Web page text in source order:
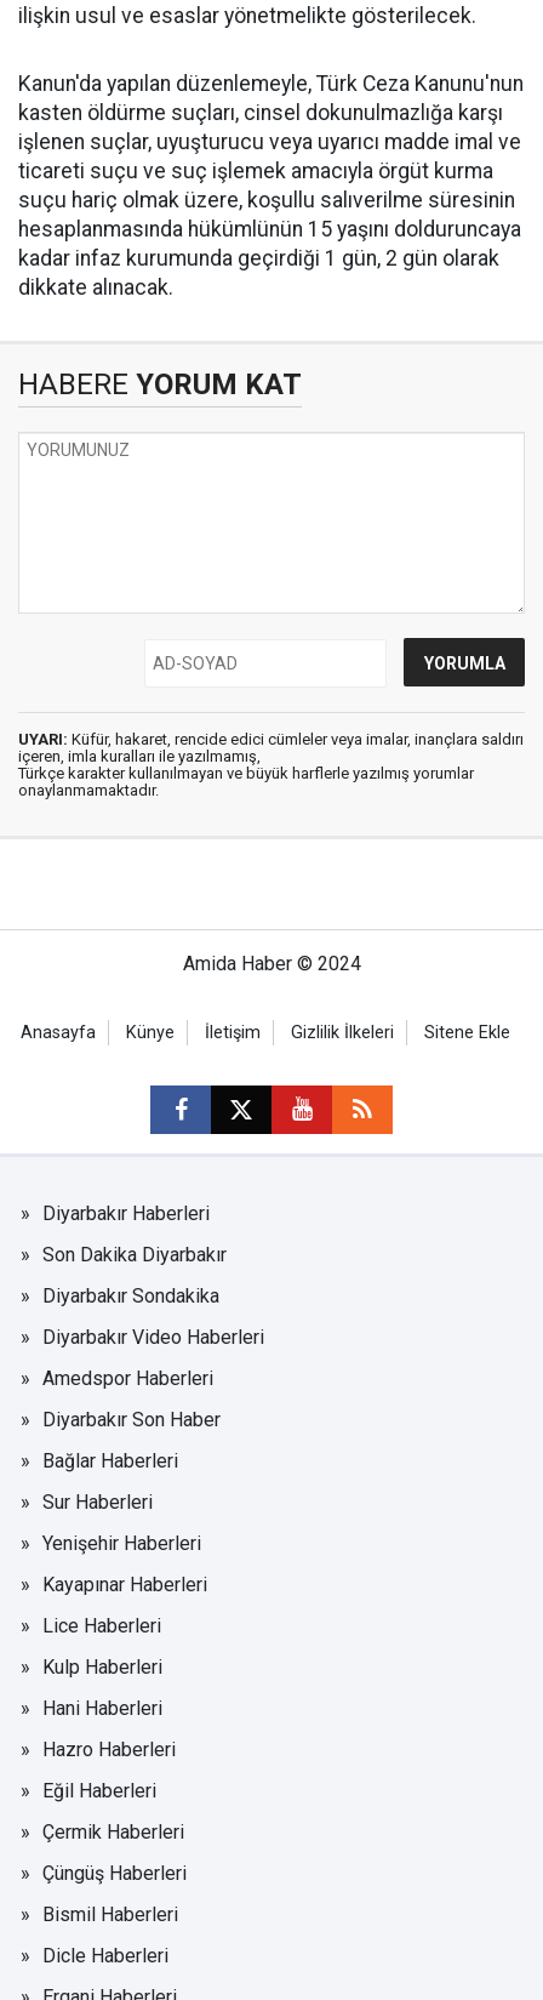
ilişkin usul ve esaslar yönetmelikte gösterilecek.
Kanun'da yapılan düzenlemeyle, Türk Ceza Kanunu'nun
kasten öldürme suçları, cinsel dokunulmazlığa karşı
işlenen suçlar, uyuşturucu veya uyarıcı madde imal ve
ticareti suçu ve suç işlemek amacıyla örgüt kurma
suçu hariç olmak üzere, koşullu salıverilme süresinin
hesaplanmasında hükümlünün 15 yaşını dolduruncaya
kadar infaz kurumunda geçirdiği 1 gün, 2 gün olarak
dikkate alınacak.
HABERE YORUM KAT
UYARI: Küfür, hakaret, rencide edici cümleler veya imalar, inançlara saldırı
içeren, imla kuralları ile yazılmamış,
Türkçe karakter kullanılmayan ve büyük harflerle yazılmış yorumlar
onaylanmamaktadır.
Amida Haber © 2024
Anasayfa Künye İletişim Gizlilik İlkeleri Sitene Ekle
Diyarbakır Haberleri
Son Dakika Diyarbakır
Diyarbakır Sondakika
Diyarbakır Video Haberleri
Amedspor Haberleri
Diyarbakır Son Haber
Bağlar Haberleri
Sur Haberleri
Yenişehir Haberleri
Kayapınar Haberleri
Lice Haberleri
Kulp Haberleri
Hani Haberleri
Hazro Haberleri
Eğil Haberleri
Çermik Haberleri
Çüngüş Haberleri
Bismil Haberleri
Dicle Haberleri